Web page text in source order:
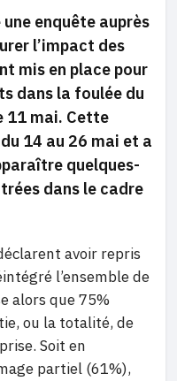
enquête auprès
l’impact des
mis en place pour
dans la foulée du
11 mai. Cette
14 au 26 mai et a
quelques-
dans le cadre
avoir repris
l’ensemble de
alors que 75%
ou la totalité, de
Soit en
partiel (61%),